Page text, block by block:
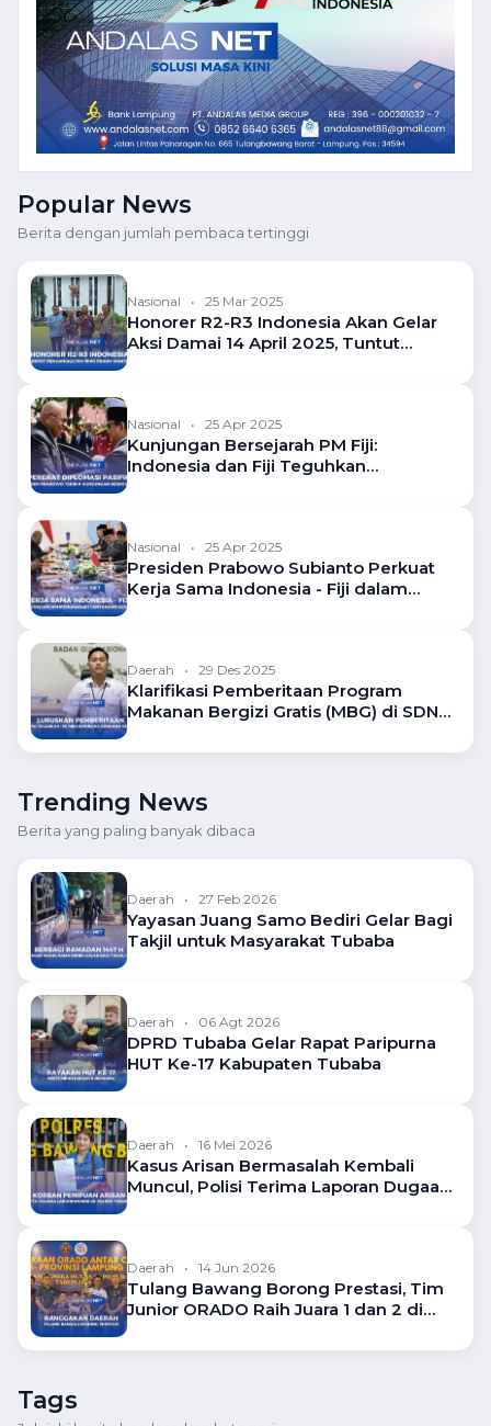
Popular News
Berita dengan jumlah pembaca tertinggi
Nasional • 25 Mar 2025
Honorer R2-R3 Indonesia Akan Gelar
Aksi Damai 14 April 2025, Tuntut
Nasional • 25 Apr 2025
Kunjungan Bersejarah PM Fiji:
Indonesia dan Fiji Teguhkan
Nasional • 25 Apr 2025
Presiden Prabowo Subianto Perkuat
Kerja Sama Indonesia - Fiji dalam
Daerah • 29 Des 2025
Klarifikasi Pemberitaan Program
Makanan Bergizi Gratis (MBG) di SDN
Trending News
Berita yang paling banyak dibaca
Daerah • 27 Feb 2026
Yayasan Juang Samo Bediri Gelar Bagi
Takjil untuk Masyarakat Tubaba
Daerah • 06 Agt 2026
DPRD Tubaba Gelar Rapat Paripurna
HUT Ke-17 Kabupaten Tubaba
Daerah • 16 Mei 2026
Kasus Arisan Bermasalah Kembali
Muncul, Polisi Terima Laporan Dugaan
Daerah • 14 Jun 2026
Tulang Bawang Borong Prestasi, Tim
Junior ORADO Raih Juara 1 dan 2 di
Tags